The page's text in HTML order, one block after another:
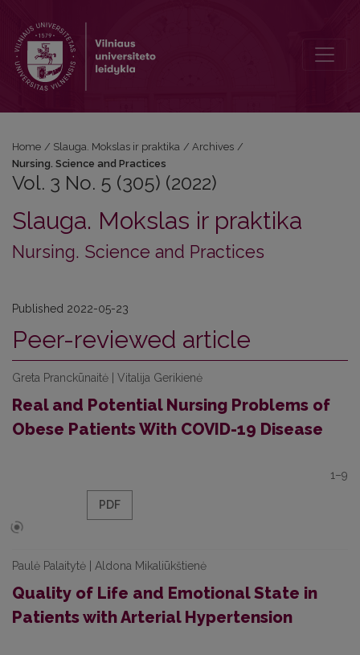
Home / Slauga. Mokslas ir praktika / Archives /
Nursing. Science and Practices
Vol. 3 No. 5 (305) (2022)
Slauga. Mokslas ir praktika
Nursing. Science and Practices
Published 2022-05-23
Peer-reviewed article
Greta Pranckūnaitė | Vitalija Gerikienė
Real and Potential Nursing Problems of
Obese Patients With COVID-19 Disease
1–9
PDF
Paulė Palaitytė | Aldona Mikaliūkštienė
Quality of Life and Emotional State in
Patients with Arterial Hypertension